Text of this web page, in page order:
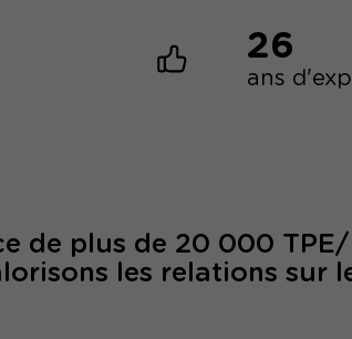
26
ans
de plus de 20 000 TPE/
les relations sur